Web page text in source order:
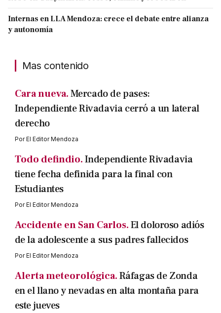
Internas en LLA Mendoza: crece el debate entre alianza
y autonomía
Mas contenido
Cara nueva.Mercado de pases:
Independiente Rivadavia cerró a un lateral
derecho
PorEl Editor Mendoza
Todo defindio.Independiente Rivadavia
tiene fecha definida para la final con
Estudiantes
PorEl Editor Mendoza
Accidente en San Carlos.El doloroso adiós
de la adolescente a sus padres fallecidos
PorEl Editor Mendoza
Alerta meteorológica.Ráfagas de Zonda
en el llano y nevadas en alta montaña para
este jueves